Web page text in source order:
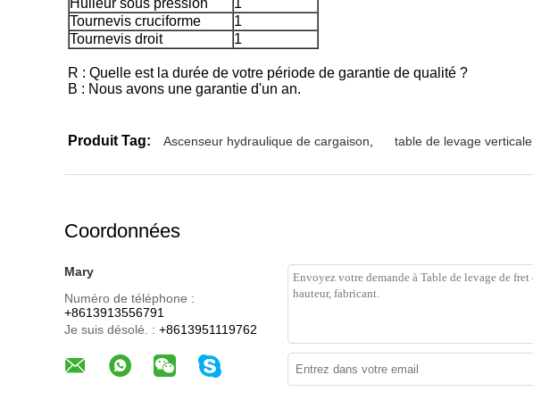
Huileur sous pression
1
Tournevis cruciforme
1
Tournevis droit
1
R : Quelle est la durée de votre période de garantie de qualité ?
B : Nous avons une garantie d'un an.
Produit Tag: Ascenseur hydraulique de cargaison table de levage verticale
Coordonnées
Mary
Numéro de téléphone :
+8613913556791
Je suis désolé. : +8613951119762